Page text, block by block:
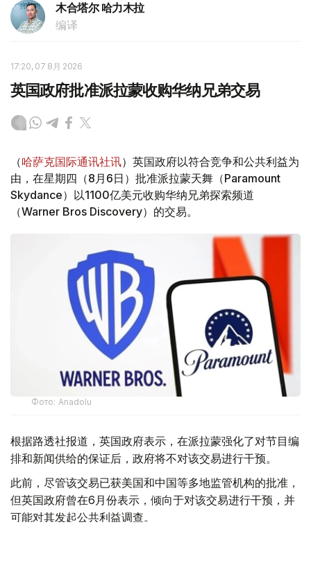
木合塔尔 哈力木拉
编译
17:20, 07 8月 2026
英国政府批准派拉蒙收购华纳兄弟交易
（哈萨克国际通讯社讯）英国政府以符合竞争和公共利益为
由，在星期四（8月6日）批准派拉蒙天舞（Paramount
Skydance）以1100亿美元收购华纳兄弟探索频道
（Warner Bros Discovery）的交易。
Фото: Аnadolu
根据路透社报道，英国政府表示，在派拉蒙强化了对节目编
排和新闻供给的保证后，政府将不对该交易进行干预。
此前，尽管该交易已获美国和中国等多地监管机构的批准，
但英国政府曾在6月份表示，倾向于对该交易进行干预，并
可能对其发起公共利益调查。